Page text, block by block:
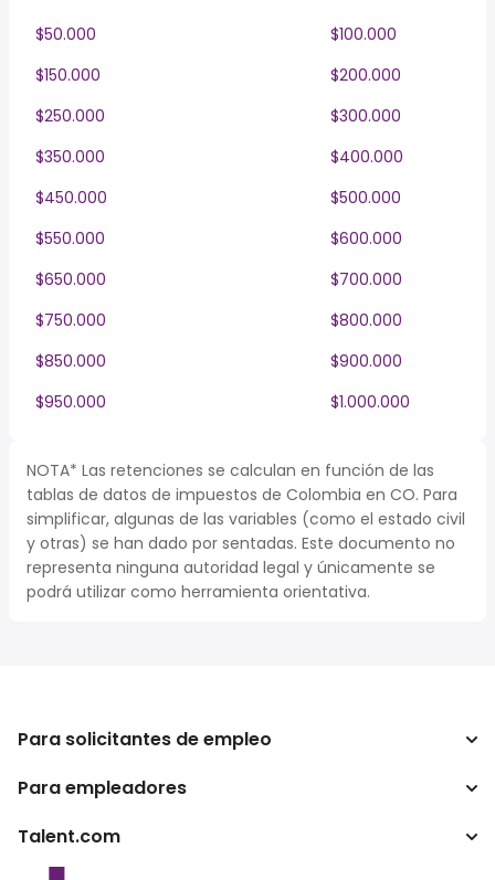
$50.000
$100.000
$150.000
$200.000
$250.000
$300.000
$350.000
$400.000
$450.000
$500.000
$550.000
$600.000
$650.000
$700.000
$750.000
$800.000
$850.000
$900.000
$950.000
$1.000.000
NOTA* Las retenciones se calculan en función de las
tablas de datos de impuestos de Colombia en CO. Para
simplificar, algunas de las variables (como el estado civil
y otras) se han dado por sentadas. Este documento no
representa ninguna autoridad legal y únicamente se
podrá utilizar como herramienta orientativa.
Para solicitantes de empleo
Buscador de trabajo
Para empleadores
Empresa
Talent.com